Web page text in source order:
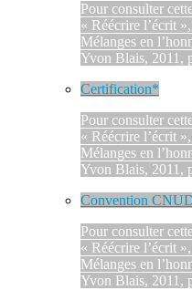
Pour consulter
« Réécrire l’écrit
Mélanges en
Yvon Blais, 2011,
Certification*
Pour consulter
« Réécrire l’écrit
Mélanges en
Yvon Blais, 2011,
Convention
Pour consulter
« Réécrire l’écrit
Mélanges en
Yvon Blais, 2011,